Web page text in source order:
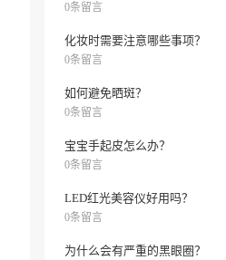
0条留言
化妆时需要注意哪些事项？
0条留言
如何避免晒斑？
0条留言
宝宝手起皮怎么办？
0条留言
LED红光美容仪好用吗？
0条留言
为什么会有严重的黑眼圈？